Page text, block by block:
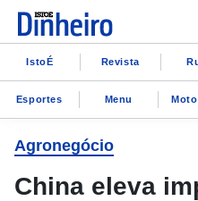
IstoÉ Revista
Esportes Menu
Agronegócio
China eleva